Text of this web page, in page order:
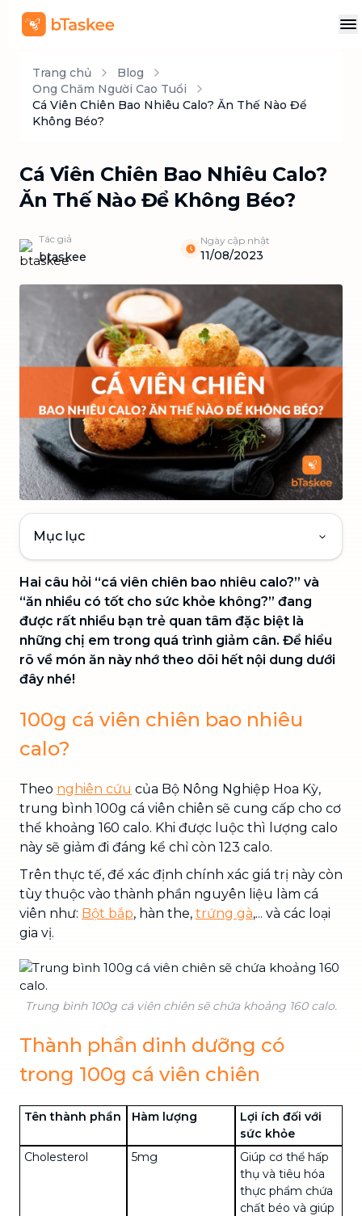
Trang chủ
Blog
Ong Chăm Người Cao Tuổi
Cá Viên Chiên Bao Nhiêu Calo? Ăn Thế Nào Để
Không Béo?
Cá Viên Chiên Bao Nhiêu Calo?
Ăn Thế Nào Để Không Béo?
Tác giả
btaskee
Ngày cập nhật
11/08/2023
Mục lục
Hai câu hỏi “cá viên chiên bao nhiêu calo?” và
“ăn nhiều có tốt cho sức khỏe không?” đang
được rất nhiều bạn trẻ quan tâm đặc biệt là
những chị em trong quá trình giảm cân. Để hiểu
rõ về món ăn này nhớ theo dõi hết nội dung dưới
đây nhé!
100g cá viên chiên bao nhiêu
calo?
Theo nghiên cứu của Bộ Nông Nghiệp Hoa Kỳ,
trung bình 100g cá viên chiên sẽ cung cấp cho cơ
thể khoảng 160 calo. Khi được luộc thì lượng calo
này sẽ giảm đi đáng kể chỉ còn 123 calo.
Trên thực tế, để xác định chính xác giá trị này còn
tùy thuộc vào thành phần nguyên liệu làm cá
viên như: Bột bắp, hàn the, trứng gà,... và các loại
gia vị.
Trung bình 100g cá viên chiên sẽ chứa khoảng 160 calo.
Thành phần dinh dưỡng có
trong 100g cá viên chiên
Tên thành phần Hàm lượng
Lợi ích đối với
sức khỏe
Cholesterol
5mg
Giúp cơ thể hấp
thụ và tiêu hóa
thực phẩm chứa
chất béo và giúp